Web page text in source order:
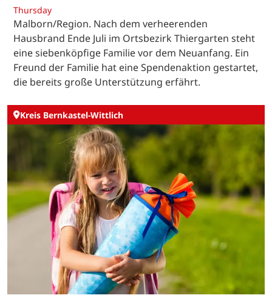
Thursday
Malborn/Region. Nach dem verheerenden
Hausbrand Ende Juli im Ortsbezirk Thiergarten steht
eine siebenköpfige Familie vor dem Neuanfang. Ein
Freund der Familie hat eine Spendenaktion gestartet,
die bereits große Unterstützung erfährt.
Kreis Bernkastel-Wittlich